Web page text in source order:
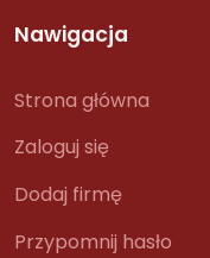
Nawigacja
Strona główna
Zaloguj się
Dodaj firmę
Przypomnij hasło